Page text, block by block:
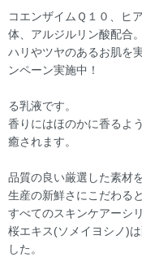
コエンザイムＱ１０、ヒ
体、アルジルリン酸配合。
ハリやツヤのあるお肌を
ンペーン実施中！
る乳液です。
香りにはほのかに香るよ
癒されます。
品質の良い厳選した素材
生産の新鮮さにこだわる
すべてのスキンケアーシ
桜エキス(ソメイヨシノ)
した。